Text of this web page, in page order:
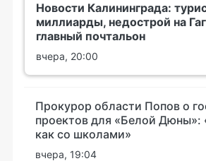
Новости Калининграда:
миллиарды, недострой на
главный почтальон
вчера, 20:00
Прокурор области Попов о
проектов для «Белой Дюны»:
как со школами»
вчера, 19:04